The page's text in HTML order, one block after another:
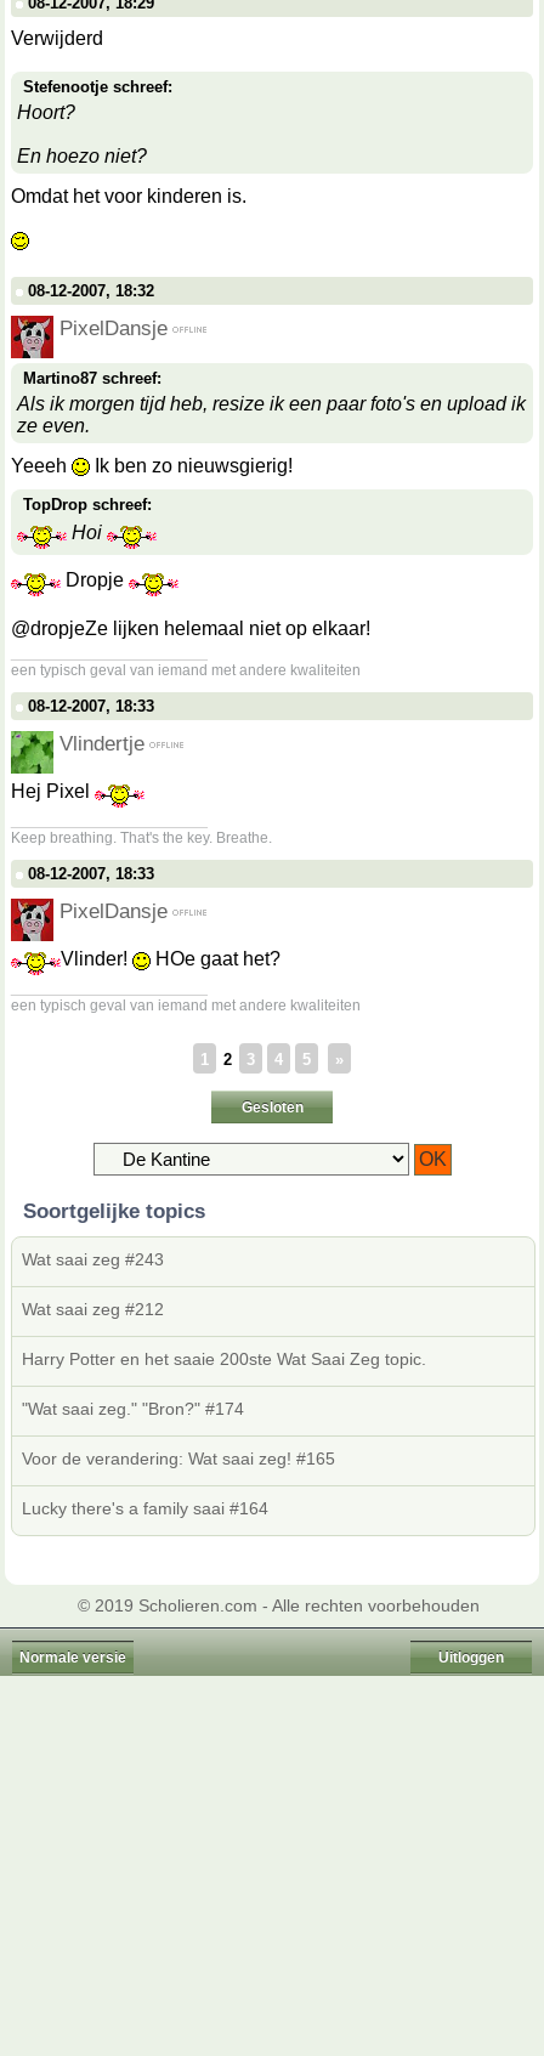
Verwijderd
Stefenootje schreef:
Hoort?
En hoezo niet?
Omdat het voor kinderen is.
08-12-2007, 18:32
PixelDansje
Martino87 schreef:
Als ik morgen tijd heb, resize ik een paar foto's en upload ik
ze even.
Yeeeh
Ik ben zo nieuwsgierig!
TopDrop schreef:
Hoi
Dropje
@dropjeZe lijken helemaal niet op elkaar!
een typisch geval van iemand met andere kwaliteiten
08-12-2007, 18:33
Vlindertje
Hej Pixel
Keep breathing. That's the key. Breathe.
08-12-2007, 18:33
PixelDansje
Vlinder!
HOe gaat het?
een typisch geval van iemand met andere kwaliteiten
1 2 3 4 5 »
Gesloten
Soortgelijke topics
Wat saai zeg #243
Wat saai zeg #212
Harry Potter en het saaie 200ste Wat Saai Zeg topic.
"Wat saai zeg." "Bron?" #174
Voor de verandering: Wat saai zeg! #165
Lucky there's a family saai #164
© 2019 Scholieren.com - Alle rechten voorbehouden
Normale versie Uitloggen